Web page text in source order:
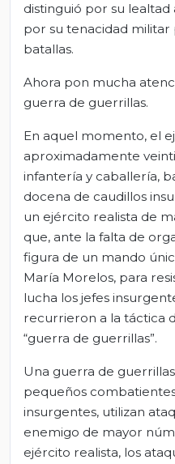
distinguió por su
por su tenacidad
batallas.
Ahora pon mucha
guerra de guerrillas.
En aquel momento, el
aproximadamente
infantería y caballería,
docena de caudillos
un ejército realista de
que, ante la falta de
figura de un mando
María Morelos, para
lucha los jefes
recurrieron a la táctica
“guerra de guerrillas”.
Una guerra de
pequeños
insurgentes, utilizan
enemigo de mayor
ejército realista, los